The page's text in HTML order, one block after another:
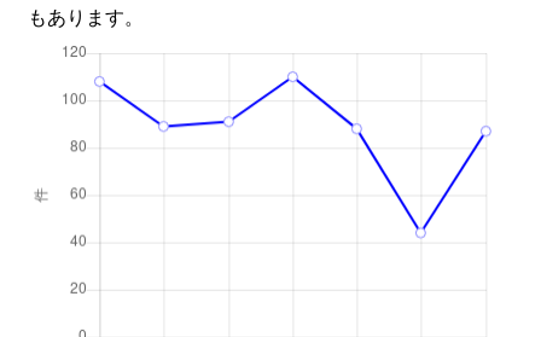
もあります。